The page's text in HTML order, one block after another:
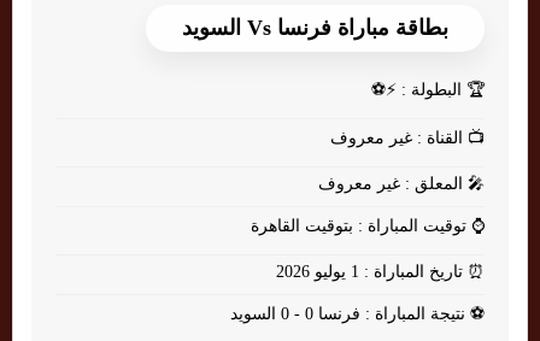
بطاقة مباراة فرنسا Vs السويد
🏆 البطولة : ⚡⚽
📺 القناة : غير معروف
🎤 المعلق : غير معروف
⌚ توقيت المباراة : بتوقيت القاهرة
⏰ تاريخ المباراة : 1 يوليو 2026
⚽ نتيجة المباراة : فرنسا 0 - 0 السويد